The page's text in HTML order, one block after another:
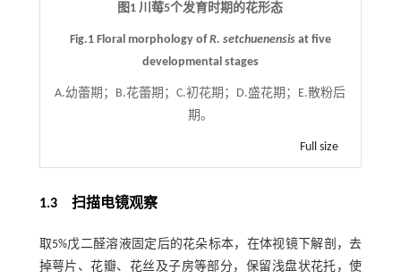
图1 川莓5个发育时期的花形态
Fig.1 Floral morphology ofR. setchuenensisat five
developmental stages
A.幼蕾期；B.花蕾期；C.初花期；D.盛花期；E.散粉后
期。
Full size
1.3扫描电镜观察
取5%戊二醛溶液固定后的花朵标本，在体视镜下解剖，去
掉萼片、花瓣、花丝及子房等部分，保留浅盘状花托，使